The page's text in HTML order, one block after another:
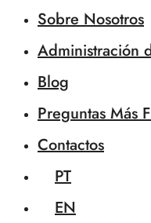
Sobre Nosotros
Administración
Blog
Preguntas Más
Contactos
PT
EN